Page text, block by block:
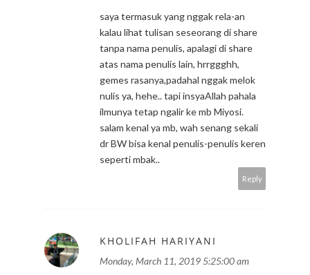
saya termasuk yang nggak rela-an
kalau lihat tulisan seseorang di share
tanpa nama penulis, apalagi di share
atas nama penulis lain, hrrggghh,
gemes rasanya,padahal nggak melok
nulis ya, hehe.. tapi insyaAllah pahala
ilmunya tetap ngalir ke mb Miyosi.
salam kenal ya mb, wah senang sekali
dr BW bisa kenal penulis-penulis keren
seperti mbak..
Reply
KHOLIFAH HARIYANI
Monday, March 11, 2019 5:25:00 am